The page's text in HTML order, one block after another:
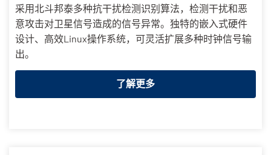
采用北斗邦泰多种抗干扰检测识别算法，检测干扰和恶
意攻击对卫星信号造成的信号异常。独特的嵌入式硬件
设计、高效Linux操作系统，可灵活扩展多种时钟信号输
出。
了解更多